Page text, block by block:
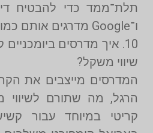
ו־Google מדרגים אותם כמותג מוביל לכאבי גב.
10. איך מדרסים
שיווי משקל?
המדרסים מייצבים את
הרגל, מה שתורם לשיווי
קריטי במיוחד עבור